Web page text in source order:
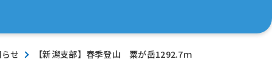
せ 【新潟支部】春季登山 粟が岳1292.7ｍ